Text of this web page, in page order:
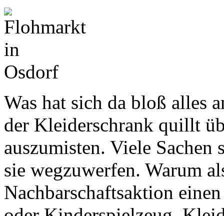
Was hat sich da bloß alles
der Kleiderschrank quillt
auszumisten. Viele Sachen
sie wegzuwerfen. Warum
Nachbarschaftsaktion